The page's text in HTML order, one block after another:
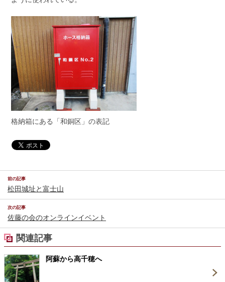
格納箱にある「和銅区」の表記
前の記事
松田城址と富士山
次の記事
佐藤の会のオンラインイベント
関連記事
阿蘇から高千穂へ